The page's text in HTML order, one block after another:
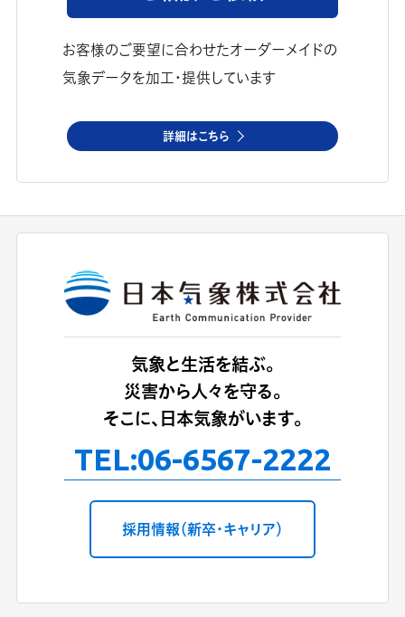
お客様のご要望に合わせたオーダーメイドの
気象データを加工・提供しています
詳細はこちら
気象と生活を結ぶ。
災害から人々を守る。
そこに、日本気象がいます。
TEL:06-6567-2222
採用情報（新卒・キャリア）